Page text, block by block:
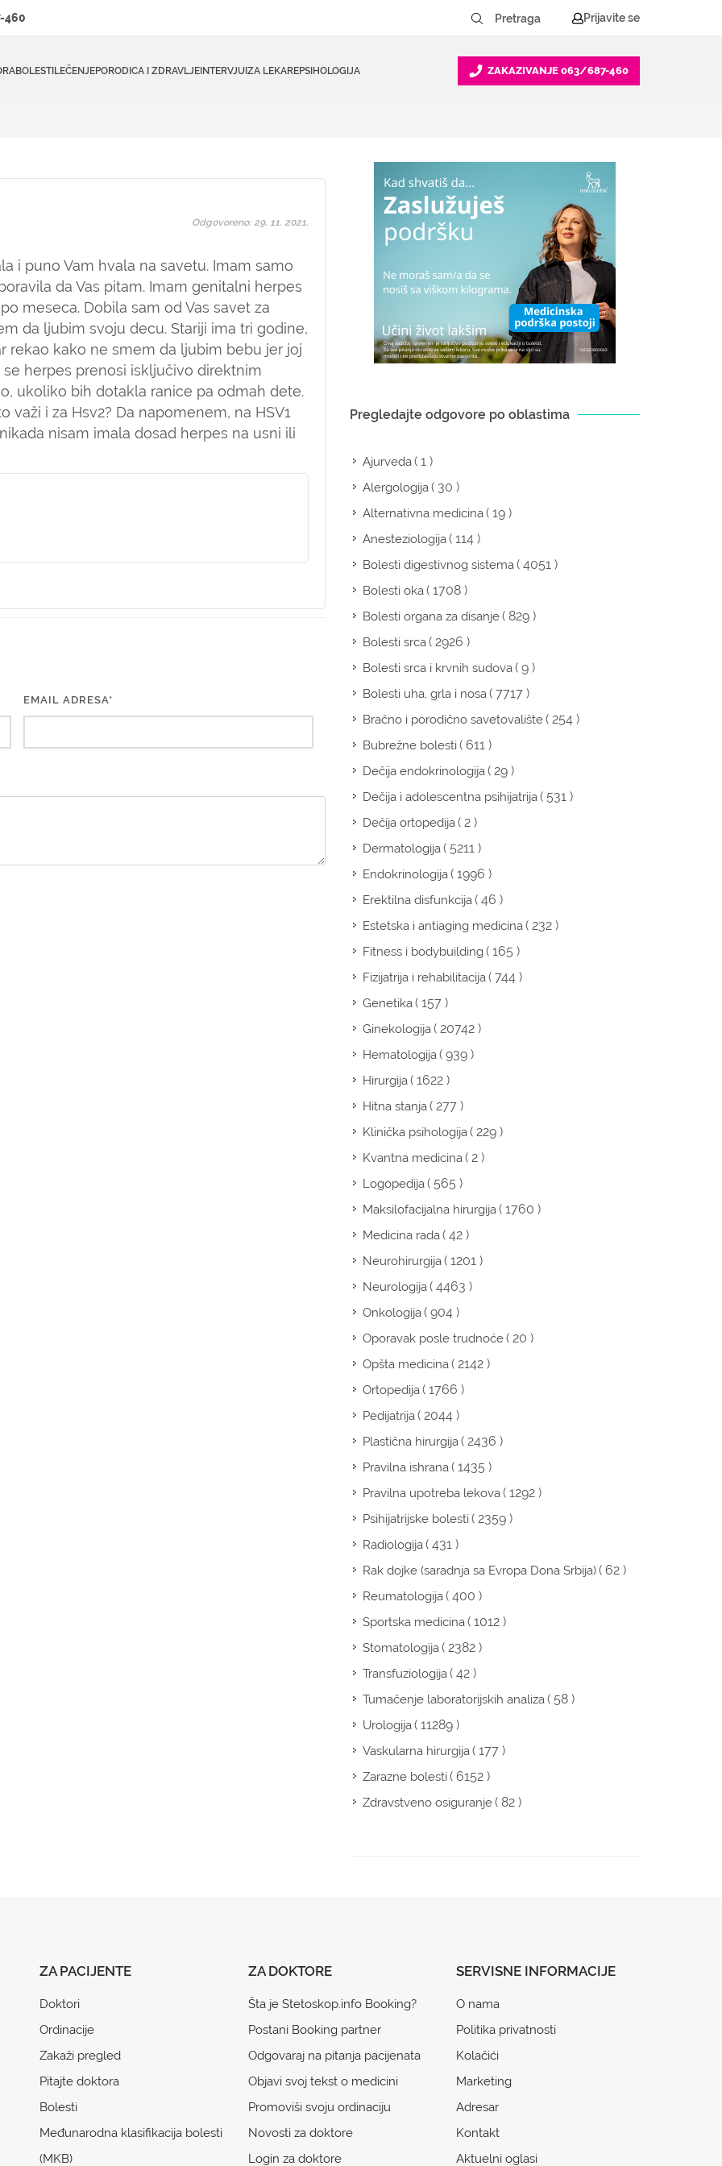
460 Prijavite se
BOLESTILEČENJEPORODICA I ZDRAVLJEINTERVJUIZA LEKAREPSIHOLOGIJA ZAKAZIVANJE 063/687-460
i puno Vam hvala na savetu. Imam samo
da Vas pitam. Imam genitalni herpes
meseca. Dobila sam od Vas savet za
da ljubim svoju decu. Stariji ima tri godine,
rekao kako ne smem da ljubim bebu jer joj
herpes prenosi isključivo direktnim
ukoliko bih dotakla ranice pa odmah dete.
važi i za Hsv2? Da napomenem, na HSV1
nisam imala dosad herpes na usni ili
Odgovoreno: 29. 11. 2021.
EMAIL ADRESA*
Pregledajte odgovore po oblastima
Ajurveda( 1 )
Alergologija( 30 )
Alternativna medicina( 19 )
Anesteziologija( 114 )
Bolesti digestivnog sistema( 4051 )
Bolesti oka( 1708 )
Bolesti organa za disanje( 829 )
Bolesti srca( 2926 )
Bolesti srca i krvnih sudova( 9 )
Bolesti uha, grla i nosa( 7717 )
Bračno i porodično savetovalište( 254 )
Bubrežne bolesti( 611 )
Dečija endokrinologija( 29 )
Dečija i adolescentna psihijatrija( 531 )
Dečija ortopedija( 2 )
Dermatologija( 5211 )
Endokrinologija( 1996 )
Erektilna disfunkcija( 46 )
Estetska i antiaging medicina( 232 )
Fitness i bodybuilding( 165 )
Fizijatrija i rehabilitacija( 744 )
Genetika( 157 )
Ginekologija( 20742 )
Hematologija( 939 )
Hirurgija( 1622 )
Hitna stanja( 277 )
Klinička psihologija( 229 )
Kvantna medicina( 2 )
Logopedija( 565 )
Maksilofacijalna hirurgija( 1760 )
Medicina rada( 42 )
Neurohirurgija( 1201 )
Neurologija( 4463 )
Onkologija( 904 )
Oporavak posle trudnoće( 20 )
Opšta medicina( 2142 )
Ortopedija( 1766 )
Pedijatrija( 2044 )
Plastična hirurgija( 2436 )
Pravilna ishrana( 1435 )
Pravilna upotreba lekova( 1292 )
Psihijatrijske bolesti( 2359 )
Radiologija( 431 )
Rak dojke (saradnja sa Evropa Dona Srbija)( 62 )
Reumatologija( 400 )
Sportska medicina( 1012 )
Stomatologija( 2382 )
Transfuziologija( 42 )
Tumačenje laboratorijskih analiza( 58 )
Urologija( 11289 )
Vaskularna hirurgija( 177 )
Zarazne bolesti( 6152 )
Zdravstveno osiguranje( 82 )
ZA PACIJENTE
Doktori
Ordinacije
Zakaži pregled
Pitajte doktora
Bolesti
Međunarodna klasifikacija bolesti
(MKB)
ZA DOKTORE
Šta je Stetoskop.info Booking?
Postani Booking partner
Odgovaraj na pitanja pacijenata
Objavi svoj tekst o medicini
Promoviši svoju ordinaciju
Novosti za doktore
Login za doktore
SERVISNE INFORMACIJE
O nama
Politika privatnosti
Kolačići
Marketing
Adresar
Kontakt
Aktuelni oglasi